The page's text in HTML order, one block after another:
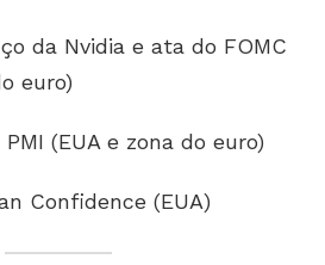
da Nvidia e ata do FOMC
euro)
(EUA e zona do euro)
Confidence (EUA)